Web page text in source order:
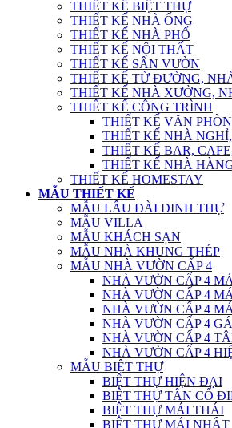
THIẾT KẾ BIỆT THỰ
THIẾT KẾ NHÀ ỐNG
THIẾT KẾ NHÀ PHỐ
THIẾT KẾ NỘI THẤT
THIẾT KẾ SÂN VƯỜN
THIẾT KẾ TỪ ĐƯỜNG,
THIẾT KẾ NHÀ XƯỞNG,
THIẾT KẾ CÔNG TRÌNH
THIẾT KẾ VĂN
THIẾT KẾ NHÀ
THIẾT KẾ BAR,
THIẾT KẾ NHÀ
THIẾT KẾ HOMESTAY
MẪU THIẾT KẾ
MẪU LÂU ĐÀI DINH THỰ
MẪU VILLA
MẪU KHÁCH SẠN
MẪU NHÀ KHUNG THÉP
MẪU NHÀ VƯỜN CẤP 4
NHÀ VƯỜN CẤP 4
NHÀ VƯỜN CẤP 4
NHÀ VƯỜN CẤP 4
NHÀ VƯỜN CẤP 4
NHÀ VƯỜN CẤP 4
NHÀ VƯỜN CẤP 4
MẪU BIỆT THỰ
BIỆT THỰ HIỆN ĐẠI
BIỆT THỰ TÂN CỔ
BIỆT THỰ MÁI THÁI
BIỆT THỰ MÁI NHẬT